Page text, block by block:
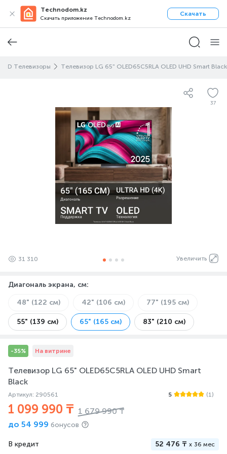
Technodom.kz
Скачать приложение Technodom.kz
Скачать
LED Телевизоры Телевизор LG 65" OLED65C5RLA OLED UHD Smart Black
37
Увеличить
31 310
Диагональ экрана, см:
48" (122 см) 42" (106 см) 77" (195 см)
55" (139 см) 65" (165 см) 83" (210 см)
-35% На витрине
Телевизор LG 65" OLED65C5RLA OLED UHD Smart
Black
Артикул: 290561 5 (1)
1 099 990 ₸ 1 679 990 ₸
до 54 999 бонусов
В кредит 52 476 ₸ x 36 мес